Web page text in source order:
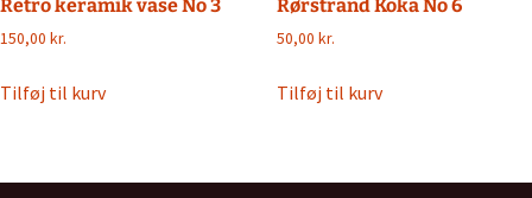
Retro keramik vase No 3
150,00 kr.
Tilføj til kurv
Rørstrand Koka No 6
50,00 kr.
Tilføj til kurv